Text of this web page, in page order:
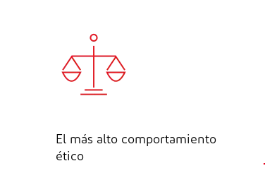
El más alto comportamiento
ético